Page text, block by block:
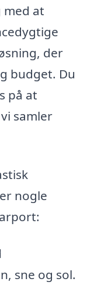
at
der
budget. Du
på at
samler
nogle
sne og sol.